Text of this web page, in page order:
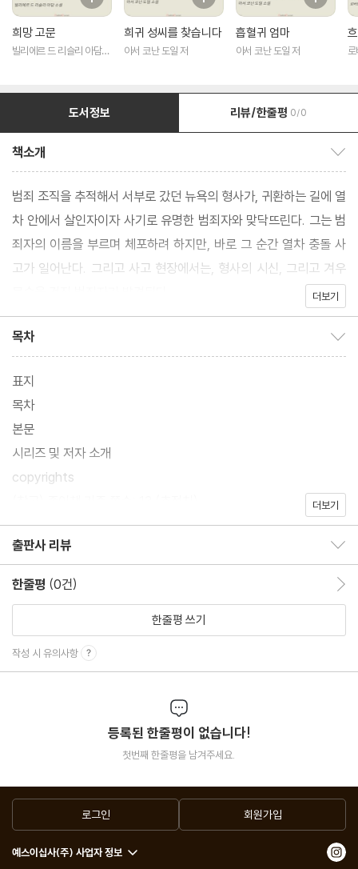
희망 고문
빌리에르 드 리슬리 아담
희귀 성씨를 찾습니다
아서 코난 도일 저
흡혈귀 엄마
아서 코난 도일 저
도서정보 리뷰/한줄평 0/0
책소개
범죄 조직을 추적해서 서부로 갔던 뉴욕의 형사가, 귀환하는 길에 열
차 안에서 살인자이자 사기로 유명한 범죄자와 맞닥뜨린다. 그는 범
죄자의 이름을 부르며 체포하려 하지만, 바로 그 순간 열차 충돌 사
고가 일어난다. 그리고 사고 현장에서는, 형사의 시신, 그리고 겨우
더보기
목차
표지
목차
본문
시리즈 및 저자 소개
copyrights
더보기
출판사 리뷰
한줄평 (0건)
한줄평 쓰기
작성 시 유의사항
등록된 한줄평이 없습니다!
첫번째 한줄평을 남겨주세요.
로그인 회원가입
예스이십사(주) 사업자 정보